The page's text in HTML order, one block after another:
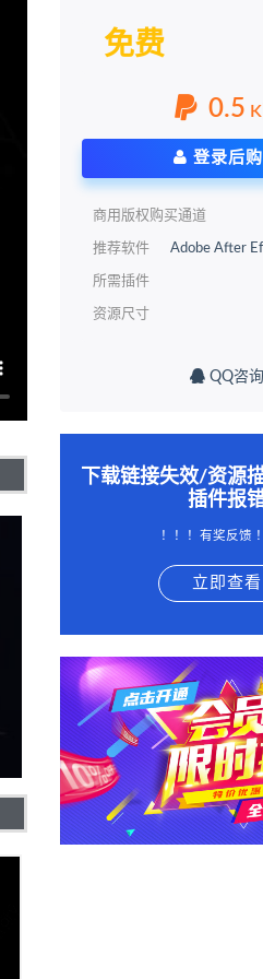
免费
0.5
登录后
商用版权购买通道
推荐软件 Adobe After
所需插件
资源尺寸
QQ咨询
下载链接失效/资源
插件报
！！！有奖反馈
立即查看